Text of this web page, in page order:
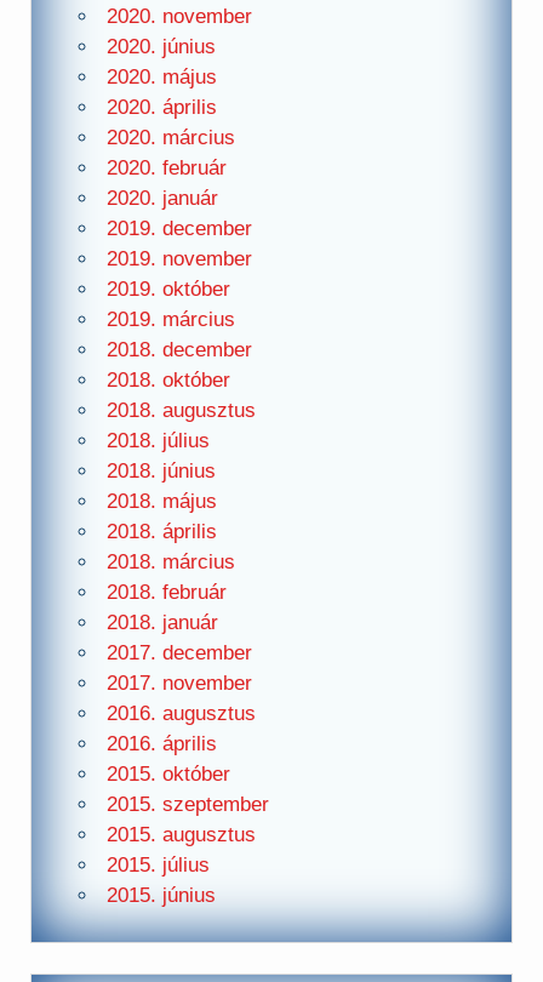
2020. november
2020. június
2020. május
2020. április
2020. március
2020. február
2020. január
2019. december
2019. november
2019. október
2019. március
2018. december
2018. október
2018. augusztus
2018. július
2018. június
2018. május
2018. április
2018. március
2018. február
2018. január
2017. december
2017. november
2016. augusztus
2016. április
2015. október
2015. szeptember
2015. augusztus
2015. július
2015. június